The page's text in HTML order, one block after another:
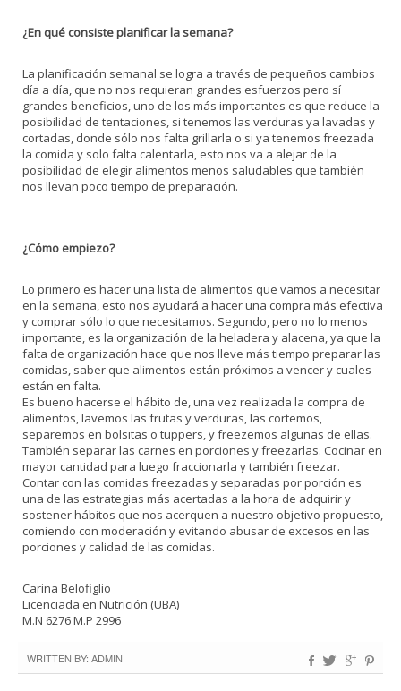
¿En qué consiste planificar la semana?
La planificación semanal se logra a través de pequeños cambios
día a día, que no nos requieran grandes esfuerzos pero sí
grandes beneficios, uno de los más importantes es que reduce la
posibilidad de tentaciones, si tenemos las verduras ya lavadas y
cortadas, donde sólo nos falta grillarla o si ya tenemos freezada
la comida y solo falta calentarla, esto nos va a alejar de la
posibilidad de elegir alimentos menos saludables que también
nos llevan poco tiempo de preparación.
¿Cómo empiezo?
Lo primero es hacer una lista de alimentos que vamos a necesitar
en la semana, esto nos ayudará a hacer una compra más efectiva
y comprar sólo lo que necesitamos. Segundo, pero no lo menos
importante, es la organización de la heladera y alacena, ya que la
falta de organización hace que nos lleve más tiempo preparar las
comidas, saber que alimentos están próximos a vencer y cuales
están en falta.
Es bueno hacerse el hábito de, una vez realizada la compra de
alimentos, lavemos las frutas y verduras, las cortemos,
separemos en bolsitas o tuppers, y freezemos algunas de ellas.
También separar las carnes en porciones y freezarlas. Cocinar en
mayor cantidad para luego fraccionarla y también freezar.
Contar con las comidas freezadas y separadas por porción es
una de las estrategias más acertadas a la hora de adquirir y
sostener hábitos que nos acerquen a nuestro objetivo propuesto,
comiendo con moderación y evitando abusar de excesos en las
porciones y calidad de las comidas.
Carina Belofiglio
Licenciada en Nutrición (UBA)
M.N 6276 M.P 2996
WRITTEN BY: ADMIN